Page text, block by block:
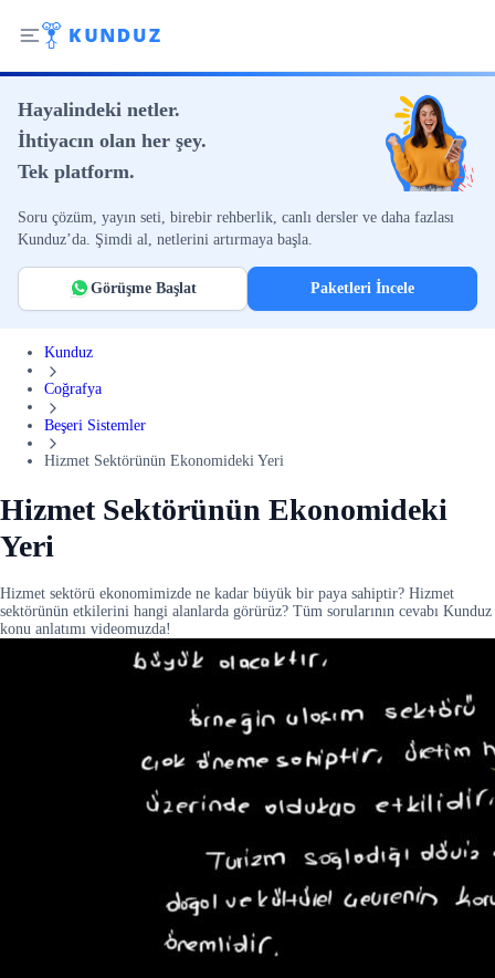
Hayalindeki netler.
İhtiyacın olan her şey.
Tek platform.
Soru çözüm, yayın seti, birebir rehberlik, canlı dersler ve daha fazlası
Kunduz’da. Şimdi al, netlerini artırmaya başla.
Görüşme Başlat Paketleri İncele
Kunduz
Coğrafya
Beşeri Sistemler
Hizmet Sektörünün Ekonomideki Yeri
Hizmet Sektörünün Ekonomideki
Yeri
Hizmet sektörü ekonomimizde ne kadar büyük bir paya sahiptir? Hizmet
sektörünün etkilerini hangi alanlarda görürüz? Tüm sorularının cevabı Kunduz
konu anlatımı videomuzda!